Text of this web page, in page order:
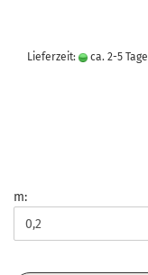
Lieferzeit: ca. 2-5 Tage
m: